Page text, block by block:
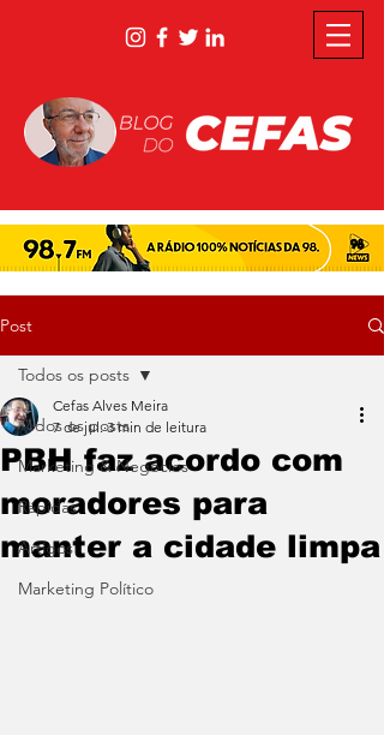
Post
Todos os posts
Marketing & Negócios
Rápidas
Artigos
Marketing Político
Todos os posts
PBH faz acordo com
moradores para
manter a cidade limpa
Cefas Alves Meira
7 de jul. 3 min de leitura